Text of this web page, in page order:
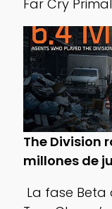
Far Cry
The Division
millones de
La fase